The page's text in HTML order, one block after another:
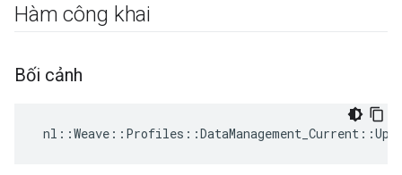
Hàm công khai
Bối cảnh